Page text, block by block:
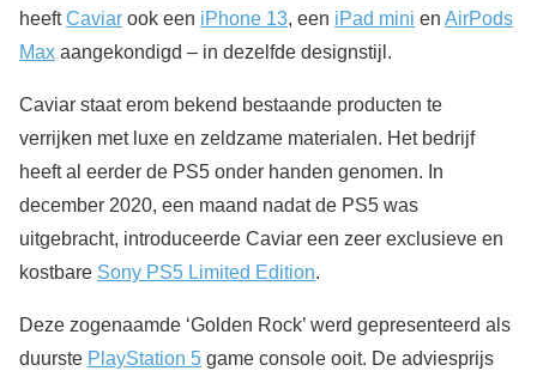
heeftCaviar ook een iPhone 13, een iPad mini en AirPods
Max aangekondigd – in dezelfde designstijl.
Caviar staat erom bekend bestaande producten te
verrijken met luxe en zeldzame materialen. Het bedrijf
heeft al eerder de PS5 onder handen genomen. In
december 2020, een maand nadat de PS5 was
uitgebracht, introduceerde Caviar een zeer exclusieve en
kostbare Sony PS5 Limited Edition.
Deze zogenaamde ‘Golden Rock’ werd gepresenteerd als
duurste PlayStation 5 game console ooit. De adviesprijs